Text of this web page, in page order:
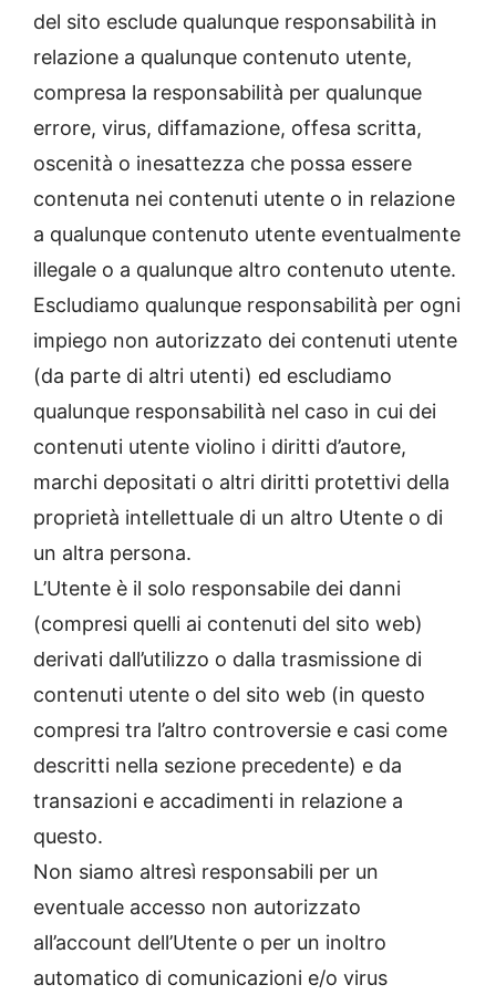
del sito esclude qualunque responsabilità in
relazione a qualunque contenuto utente,
compresa la responsabilità per qualunque
errore, virus, diffamazione, offesa scritta,
oscenità o inesattezza che possa essere
contenuta nei contenuti utente o in relazione
a qualunque contenuto utente eventualmente
illegale o a qualunque altro contenuto utente.
Escludiamo qualunque responsabilità per ogni
impiego non autorizzato dei contenuti utente
(da parte di altri utenti) ed escludiamo
qualunque responsabilità nel caso in cui dei
contenuti utente violino i diritti d’autore,
marchi depositati o altri diritti protettivi della
proprietà intellettuale di un altro Utente o di
un altra persona.
L’Utente è il solo responsabile dei danni
(compresi quelli ai contenuti del sito web)
derivati dall’utilizzo o dalla trasmissione di
contenuti utente o del sito web (in questo
compresi tra l’altro controversie e casi come
descritti nella sezione precedente) e da
transazioni e accadimenti in relazione a
questo.
Non siamo altresì responsabili per un
eventuale accesso non autorizzato
all’account dell’Utente o per un inoltro
automatico di comunicazioni e/o virus